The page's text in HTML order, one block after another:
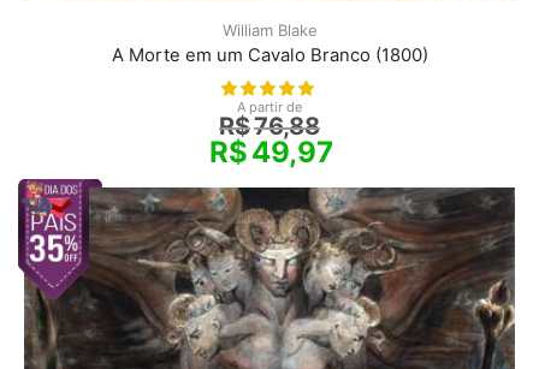
William Blake
A Morte em um Cavalo Branco (1800)
A partir de
R$76,88
R$49,97